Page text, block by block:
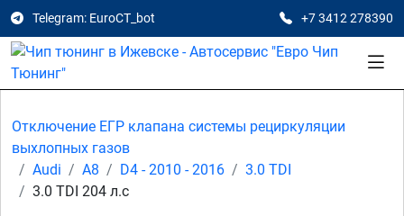
Telegram: EuroCT_bot +7 3412 278390
Отключение ЕГР клапана системы рециркуляции
выхлопных газов
Audi
A8 D4 - 2010 - 2016
3.0 TDI
3.0 TDI 204 л.с